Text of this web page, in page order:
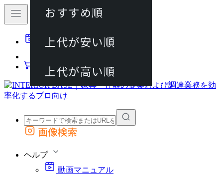
動画マニュアル
カート
外部サイトの商品をカートに追加
画像検索
ヘルプ
動画マニュアル
おすすめ順
上代が安い順
上代が高い順